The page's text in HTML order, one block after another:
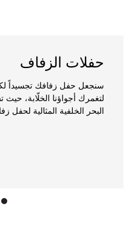
حفلات الزفاف
سنجعل حفل زفافك تجسيداً
لتغمرك أجواؤنا الخلّابة، حيث
البحر الخلفية المثالية لحفل